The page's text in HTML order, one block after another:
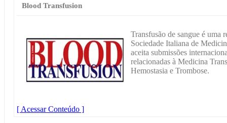
Blood Transfusion
Transfusão de sangue é uma
Sociedade Italiana de
aceita submissões
relacionadas à Medicina
Hemostasia e Trombose.
[ Acessar Conteúdo ]